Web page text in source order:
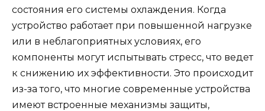
состояния его системы охлаждения. Когда
устройство работает при повышенной нагрузке
или в неблагоприятных условиях, его
компоненты могут испытывать стресс, что ведет
к снижению их эффективности. Это происходит
из-за того, что многие современные устройства
имеют встроенные механизмы защиты,